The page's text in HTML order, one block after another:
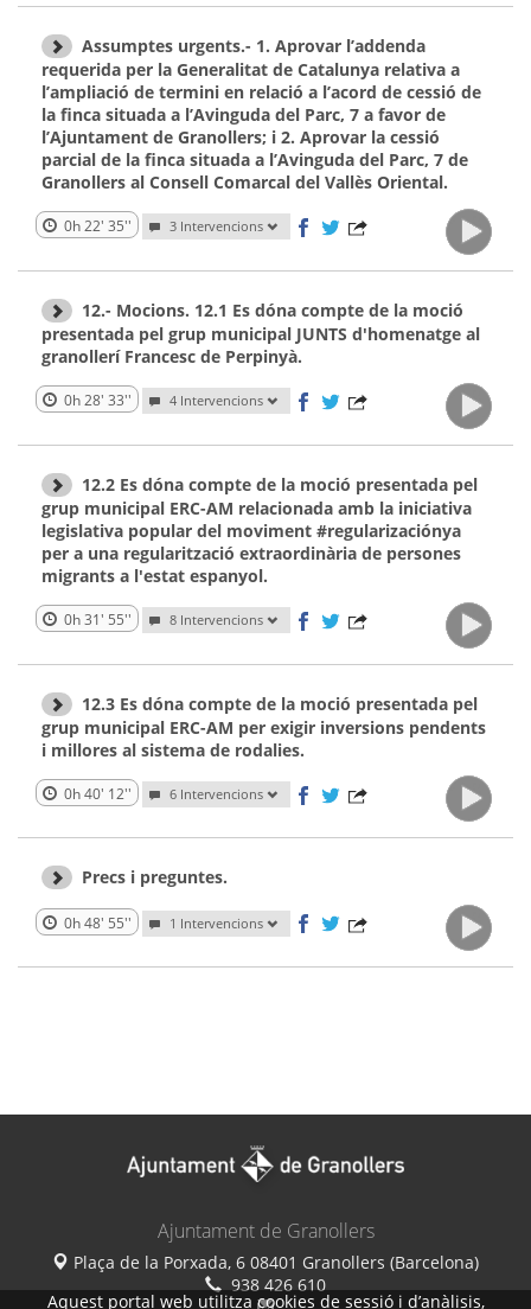
Assumptes urgents.- 1. Aprovar l’addenda
requerida per la Generalitat de Catalunya relativa a
l’ampliació de termini en relació a l’acord de cessió de
la finca situada a l’Avinguda del Parc, 7 a favor de
l’Ajuntament de Granollers; i 2. Aprovar la cessió
parcial de la finca situada a l’Avinguda del Parc, 7 de
Granollers al Consell Comarcal del Vallès Oriental.
0h 22' 35'' 3 Intervencions
12.- Mocions. 12.1 Es dóna compte de la moció
presentada pel grup municipal JUNTS d'homenatge al
granollerí Francesc de Perpinyà.
0h 28' 33'' 4 Intervencions
12.2 Es dóna compte de la moció presentada pel
grup municipal ERC-AM relacionada amb la iniciativa
legislativa popular del moviment #regularizaciónya
per a una regularització extraordinària de persones
migrants a l'estat espanyol.
0h 31' 55'' 8 Intervencions
12.3 Es dóna compte de la moció presentada pel
grup municipal ERC-AM per exigir inversions pendents
i millores al sistema de rodalies.
0h 40' 12'' 6 Intervencions
Precs i preguntes.
0h 48' 55'' 1 Intervencions
Aquest portal web utilitza cookies de sessió i d’anàlisis,
Ajuntament de Granollers
Plaça de la Porxada, 6 08401 Granollers (Barcelona)
938 426 610